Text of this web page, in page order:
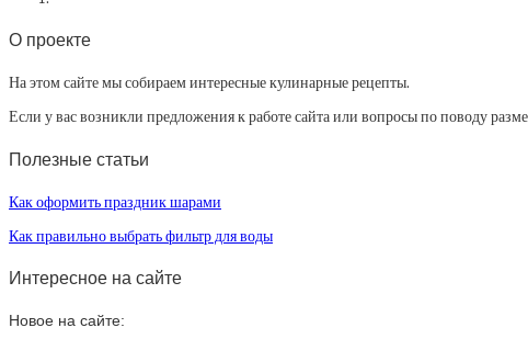
О проекте
На этом сайте мы собираем интересные кулинарные рецепты.
Если у вас возникли предложения к работе сайта или вопросы по поводу
Полезные статьи
Как оформить праздник шарами
Как правильно выбрать фильтр для воды
Интересное на сайте
Новое на сайте: